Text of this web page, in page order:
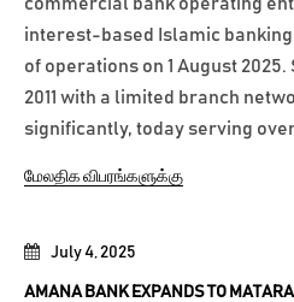
July 4, 2025
AMANA BANK EXPANDS TO
interest-based Islamic
of operations on 1 August
2011 with a limited branch
significantly, today serving
மேலதிக விபரங்களுக்கு